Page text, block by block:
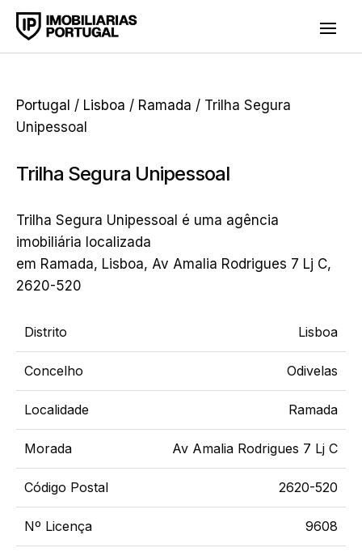
Portugal / Lisboa / Ramada / Trilha Segura
Unipessoal
Trilha Segura Unipessoal
Trilha Segura Unipessoal é uma agência
imobiliária localizada
em Ramada, Lisboa, Av Amalia Rodrigues 7 Lj C,
2620-520
Distrito Lisboa
Concelho Odivelas
Localidade Ramada
Morada Av Amalia Rodrigues 7 Lj C
Código Postal 2620-520
Nº Licença 9608